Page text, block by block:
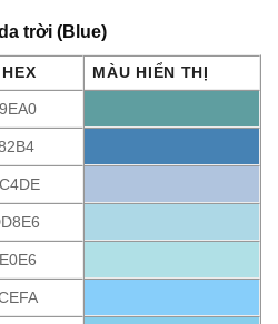
trời (Blue)
MÀU HIỂN THỊ